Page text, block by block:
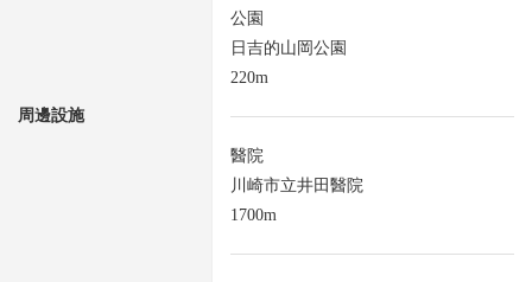
周邊設施
公園
日吉的山岡公園
220m
醫院
川崎市立井田醫院
1700m